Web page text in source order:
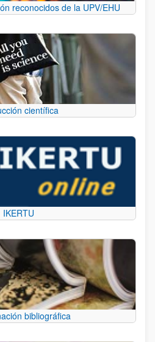
reconocidos de la UPV/EHU
científica
IKERTU
bibliográfica